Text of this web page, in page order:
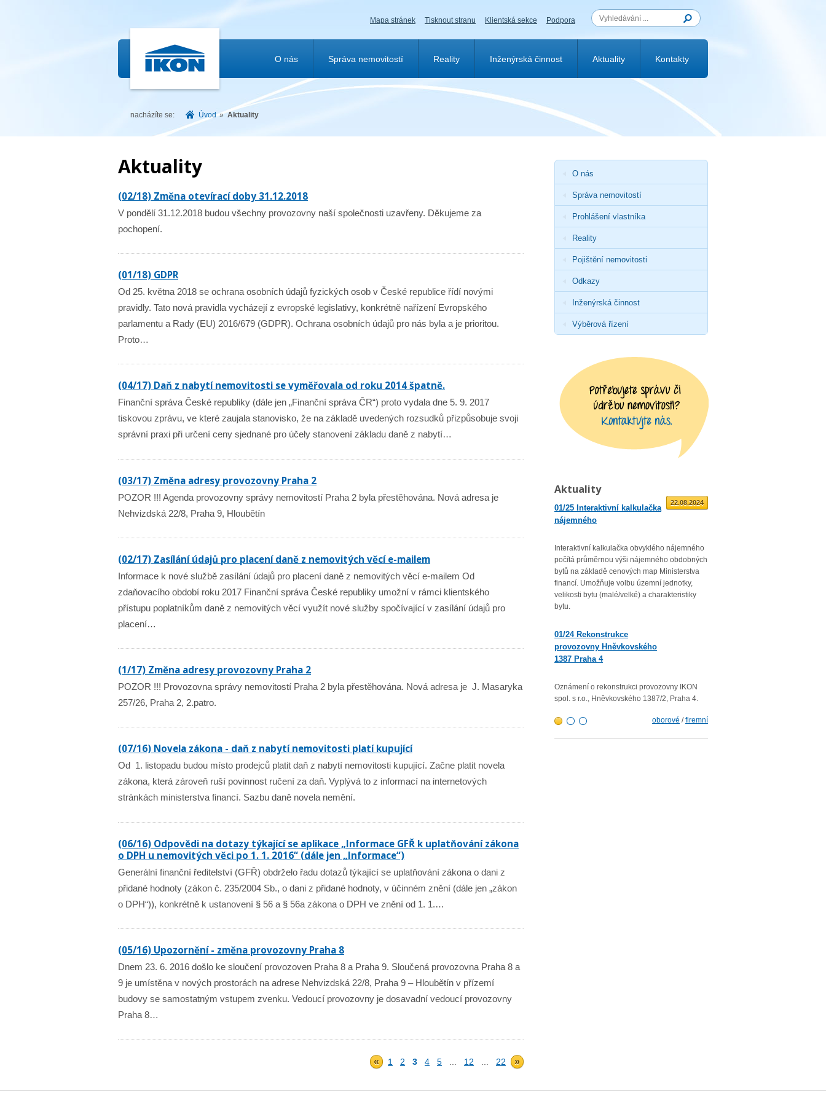
Mapa stránek Tisknout stranu Klientská sekce Podpora
IKON.CZ O nás Správa nemovitostí Reality Inženýrská činnost Aktuality Kontakty
nacházíte se: Úvod » Aktuality
Aktuality
(02/18) Změna otevírací doby 31.12.2018
V pondělí 31.12.2018 budou všechny provozovny naší společnosti uzavřeny. Děkujeme za
pochopení.
(01/18) GDPR
Od 25. května 2018 se ochrana osobních údajů fyzických osob v České republice řídí novými
pravidly. Tato nová pravidla vycházejí z evropské legislativy, konkrétně nařízení Evropského
parlamentu a Rady (EU) 2016/679 (GDPR). Ochrana osobních údajů pro nás byla a je prioritou.
Proto…
(04/17) Daň z nabytí nemovitosti se vyměřovala od roku 2014 špatně.
Finanční správa České republiky (dále jen „Finanční správa ČR“) proto vydala dne 5. 9. 2017
tiskovou zprávu, ve které zaujala stanovisko, že na základě uvedených rozsudků přizpůsobuje svoji
správní praxi při určení ceny sjednané pro účely stanovení základu daně z nabytí…
(03/17) Změna adresy provozovny Praha 2
POZOR !!! Agenda provozovny správy nemovitostí Praha 2 byla přestěhována. Nová adresa je
Nehvizdská 22/8, Praha 9, Hloubětín
(02/17) Zasílání údajů pro placení daně z nemovitých věcí e-mailem
Informace k nové službě zasílání údajů pro placení daně z nemovitých věcí e-mailem Od
zdaňovacího období roku 2017 Finanční správa České republiky umožní v rámci klientského
přístupu poplatníkům daně z nemovitých věcí využít nové služby spočívající v zasílání údajů pro
placení…
(1/17) Změna adresy provozovny Praha 2
POZOR !!! Provozovna správy nemovitostí Praha 2 byla přestěhována. Nová adresa je J. Masaryka
257/26, Praha 2, 2.patro.
(07/16) Novela zákona - daň z nabytí nemovitosti platí kupující
Od 1. listopadu budou místo prodejců platit daň z nabytí nemovitosti kupující. Začne platit novela
zákona, která zároveň ruší povinnost ručení za daň. Vyplývá to z informací na internetových
stránkách ministerstva financí. Sazbu daně novela nemění.
(06/16) Odpovědi na dotazy týkající se aplikace „Informace GFŘ k uplatňování zákona
o DPH u nemovitých věci po 1. 1. 2016“ (dále jen „Informace“)
Generální finanční ředitelství (GFŘ) obdrželo řadu dotazů týkající se uplatňování zákona o dani z
přidané hodnoty (zákon č. 235/2004 Sb., o dani z přidané hodnoty, v účinném znění (dále jen „zákon
o DPH“)), konkrétně k ustanovení § 56 a § 56a zákona o DPH ve znění od 1. 1.…
(05/16) Upozornění - změna provozovny Praha 8
Dnem 23. 6. 2016 došlo ke sloučení provozoven Praha 8 a Praha 9. Sloučená provozovna Praha 8 a
9 je umístěna v nových prostorách na adrese Nehvizdská 22/8, Praha 9 – Hloubětín v přízemí
budovy se samostatným vstupem zvenku. Vedoucí provozovny je dosavadní vedoucí provozovny
Praha 8…
« 1 2 3 4 5 12 22 »
O nás
Správa nemovitostí
Prohlášení vlastníka
Reality
Pojištění nemovitosti
Odkazy
Inženýrská činnost
Výběrová řízení
Aktuality
01/25 Interaktivní kalkulačka
nájemného
01.09.2025
Interaktivní kalkulačka obvyklého nájemného
počítá průměrnou výši nájemného obdobných
bytů na základě cenových map Ministerstva
financí. Umožňuje volbu územní jednotky,
velikosti bytu (malé/velké) a charakteristiky
bytu.
01/24 Rekonstrukce
provozovny Hněvkovského
1387 Praha 4
22.08.2024
Oznámení o rekonstrukci provozovny IKON
spol. s r.o., Hněvkovského 1387/2, Praha 4.
oborové /firemní